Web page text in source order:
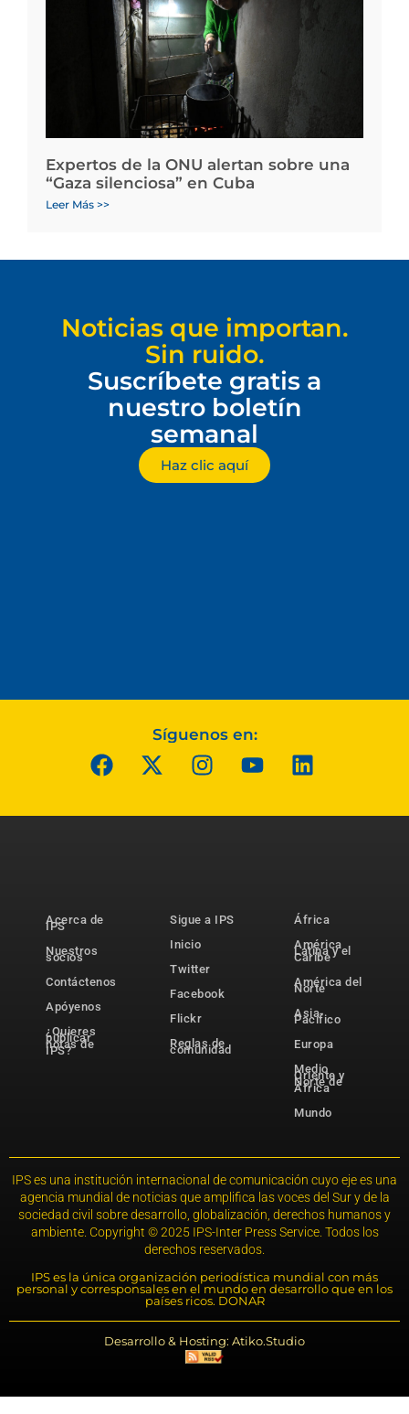
Expertos de la ONU alertan sobre una
“Gaza silenciosa” en Cuba
Leer Más >>
Noticias que importan.
Sin ruido.
Suscríbete gratis a
nuestro boletín
semanal
Haz clic aquí
Síguenos en:
Acerca de
IPS
Nuestros
socios
Contáctenos
Apóyenos
¿Quieres
publicar
notas de
IPS?
Sigue a IPS
Inicio
Twitter
Facebook
Flickr
Reglas de
comunidad
África
América
Latina y el
Caribe
América del
Norte
Asia-
Pacífico
Europa
Medio
Oriente y
Norte de
África
Mundo
IPS es una institución internacional de comunicación cuyo eje es una
agencia mundial de noticias que amplifica las voces del Sur y de la
sociedad civil sobre desarrollo, globalización, derechos humanos y
ambiente. Copyright © 2025 IPS-Inter Press Service. Todos los
derechos reservados.
IPS es la única organización periodística mundial con más
personal y corresponsales en el mundo en desarrollo que en los
países ricos. DONAR
Desarrollo & Hosting: Atiko.Studio